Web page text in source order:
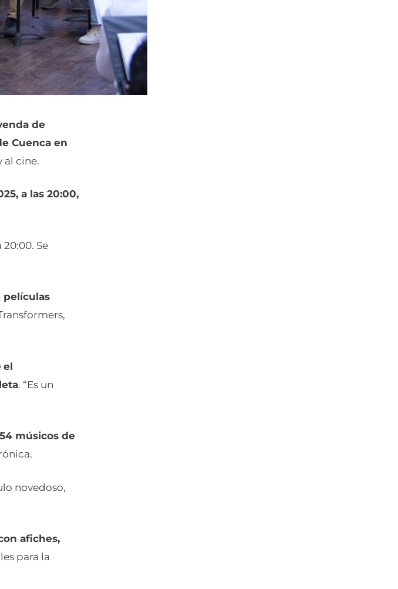
de
Cuenca en
al cine.
a las 20:00,
20:00. Se
películas
el
. “Es un
músicos de
novedoso,
afiches,
para la